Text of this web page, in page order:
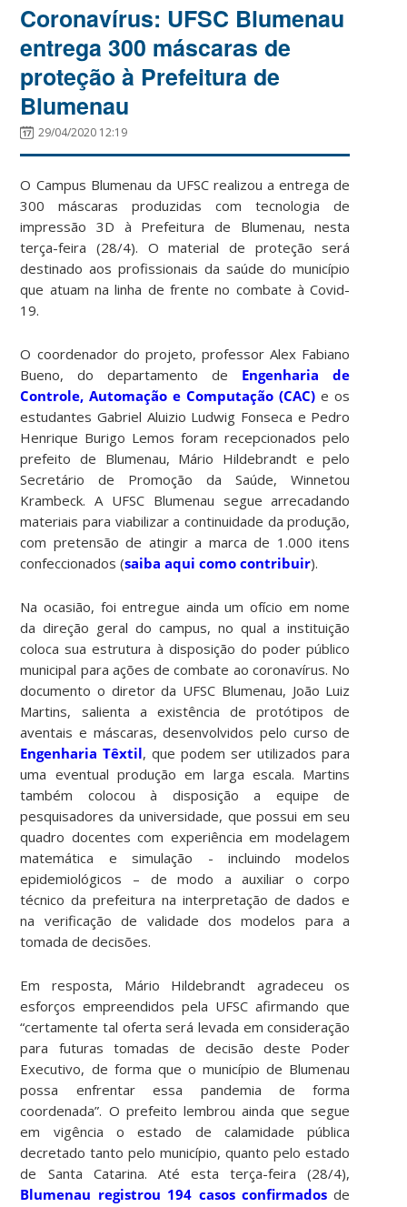
Coronavírus: UFSC Blumenau
entrega 300 máscaras de
proteção à Prefeitura de
Blumenau
29/04/2020 12:19
O Campus Blumenau da UFSC realizou a entrega de
300 máscaras produzidas com tecnologia de
impressão 3D à Prefeitura de Blumenau, nesta
terça-feira (28/4). O material de proteção será
destinado aos profissionais da saúde do município
que atuam na linha de frente no combate à Covid-
19.
O coordenador do projeto, professor Alex Fabiano
Bueno, do departamento de Engenharia de
Controle, Automação e Computação (CAC) e os
estudantes Gabriel Aluizio Ludwig Fonseca e Pedro
Henrique Burigo Lemos foram recepcionados pelo
prefeito de Blumenau, Mário Hildebrandt e pelo
Secretário de Promoção da Saúde, Winnetou
Krambeck. A UFSC Blumenau segue arrecadando
materiais para viabilizar a continuidade da produção,
com pretensão de atingir a marca de 1.000 itens
confeccionados (saiba aqui como contribuir).
Na ocasião, foi entregue ainda um ofício em nome
da direção geral do campus, no qual a instituição
coloca sua estrutura à disposição do poder público
municipal para ações de combate ao coronavírus. No
documento o diretor da UFSC Blumenau, João Luiz
Martins, salienta a existência de protótipos de
aventais e máscaras, desenvolvidos pelo curso de
Engenharia Têxtil, que podem ser utilizados para
uma eventual produção em larga escala. Martins
também colocou à disposição a equipe de
pesquisadores da universidade, que possui em seu
quadro docentes com experiência em modelagem
matemática e simulação - incluindo modelos
epidemiológicos – de modo a auxiliar o corpo
técnico da prefeitura na interpretação de dados e
na verificação de validade dos modelos para a
tomada de decisões.
Em resposta, Mário Hildebrandt agradeceu os
esforços empreendidos pela UFSC afirmando que
“certamente tal oferta será levada em consideração
para futuras tomadas de decisão deste Poder
Executivo, de forma que o município de Blumenau
possa enfrentar essa pandemia de forma
coordenada”. O prefeito lembrou ainda que segue
em vigência o estado de calamidade pública
decretado tanto pelo município, quanto pelo estado
de Santa Catarina. Até esta terça-feira (28/4),
Blumenau registrou 194 casos confirmadosde